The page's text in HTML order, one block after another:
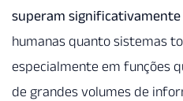
superam significativamente
humanas quanto sistemas
especialmente em funções
de grandes volumes de